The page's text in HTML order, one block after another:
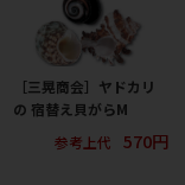
［三晃商会］ヤドカリ
の 宿替え貝がらM
参考上代
570円